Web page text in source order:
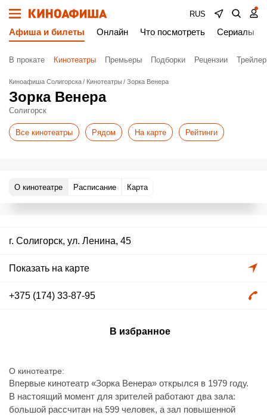
RUS
Афиша и билеты Онлайн Что посмотреть Сериалы
В прокате Кинотеатры Премьеры Подборки Рецензии
Киноафиша Солигорска Кинотеатры Зорка Венера
Зорка Венера
Солигорск
Все кинотеатры Рядом На карте Рейтинги
О кинотеатре Расписание Карта
г. Солигорск, ул. Ленина, 45
Показать на карте
+375 (174) 33-87-95
В избранное
О кинотеатре
Впервые кинотеатр «Зорка Венера» открылся в 1979 году.
В настоящий момент для зрителей работают два зала:
большой рассчитан на 599 человек, а зал повышенной